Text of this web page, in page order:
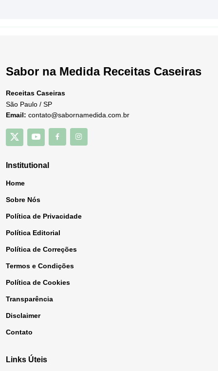
Sabor na Medida Receitas Caseiras
Receitas Caseiras
São Paulo / SP
Email: contato@sabornamedida.com.br
Institutional
Home
Sobre Nós
Política de Privacidade
Política Editorial
Política de Correções
Termos e Condições
Política de Cookies
Transparência
Disclaimer
Contato
Links Úteis